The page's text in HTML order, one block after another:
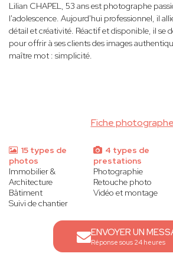
Fiche photographe
Lilian CHAPEL, 53 ans est photographe
l'adolescence. Aujourd'hui professionnel, il
détail et créativité. Réactif et disponible, il se
pour offrir à ses clients des images
maître mot : simplicité.
15 types de
photos
Immobilier &
Architecture
Bâtiment
Suivi de chantier
4 types de
prestations
Photographie
Retouche photo
Vidéo et montage
ENVOYER UN
Réponse sous 24 heures